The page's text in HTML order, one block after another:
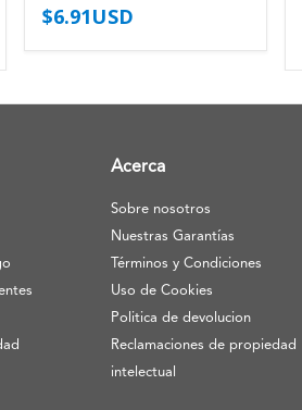
0out of 5
$6.91USD
Acerca
Sobre nosotros
Nuestras Garantías
Términos y Condiciones
Uso de Cookies
Politica de devolucion
Reclamaciones de propiedad
intelectual